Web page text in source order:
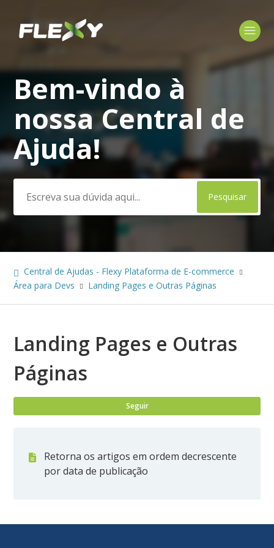
Pesquisa
Bem-vindo à
nossa Central de
Ajuda!
Central de Ajudas - Flexy Plataforma de E-commerce
Área para Devs
Landing Pages e Outras Páginas
Landing Pages e Outras
Páginas
Seguir
Retorna os artigos em ordem decrescente
por data de publicação